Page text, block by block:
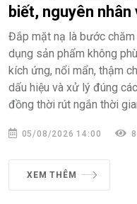
biết, nguyên
Đắp mặt nạ là bước
dụng sản phẩm không
kích ứng, nổi mẩn, thậm
dấu hiệu và xử lý đúng
đồng thời rút ngắn thời
05/08/2026 14:00
XEM THÊM